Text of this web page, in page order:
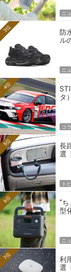
ニ
防
ル
3位
ニ
タ
4位
コ
長
選
5位
ト
“
型
6位
ニ
利
選
7位